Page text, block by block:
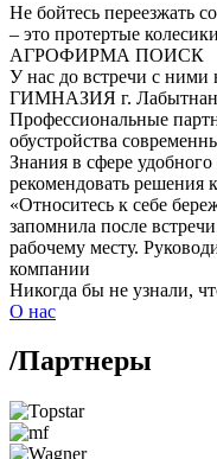
Не бойтесь переезжать
– это протертые
АГРОФИРМА ПОИСК
У нас до встречи с ними
ГИМНАЗИЯ г.
Профессиональные
обустройства
Знания в сфере
рекомендовать решения
«Относитесь к себе
запомнила после
рабочему месту.
компании
Никогда бы не узнали,
О нас
/Партнеры